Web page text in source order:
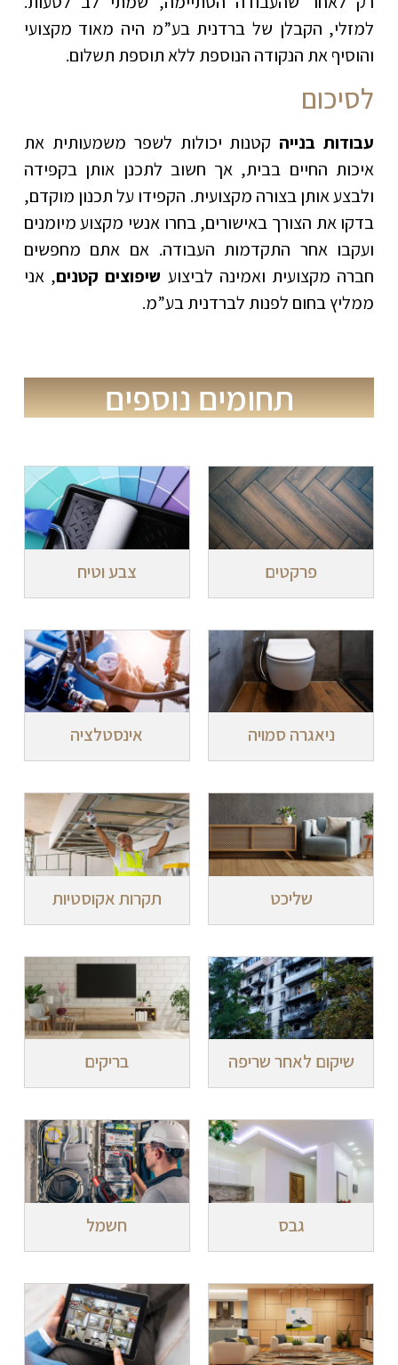
למזלי, הקבלן של ברדנית בע”מ היה מאוד מקצועי
והוסיף את הנקודה הנוספת ללא תוספת תשלום.
לסיכום
עבודות בנייה קטנות יכולות לשפר משמעותית את
איכות החיים בבית, אך חשוב לתכנן אותן בקפידה
ולבצע אותן בצורה מקצועית. הקפידו על תכנון מוקדם,
בדקו את הצורך באישורים, בחרו אנשי מקצוע מיומנים
ועקבו אחר התקדמות העבודה. אם אתם מחפשים
חברה מקצועית ואמינה לביצוע שיפוצים קטנים, אני
ממליץ בחום לפנות לברדנית בע”מ.
תחומים נוספים
פרקטים צבע וטיח
ניאגרה סמויה אינסטלציה
שליכט תקרות אקוסטיות
שיקום לאחר שריפה בריקים
גבס חשמל